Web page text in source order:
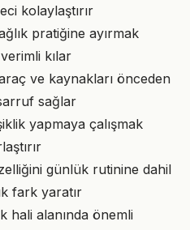
kolaylaştırır
pratiğine ayırmak
kılar
ve kaynakları önceden
sağlar
yapmaya çalışmak
günlük rutinine dahil
fark yaratır
hali alanında önemli